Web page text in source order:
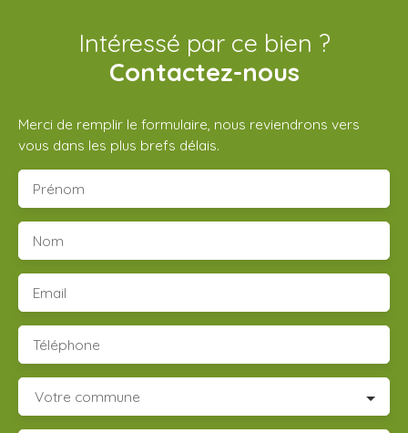
Intéressé par ce bien ?
Contactez-nous
Merci de remplir le formulaire, nous reviendrons vers
vous dans les plus brefs délais.
Prénom
Nom
Email
Téléphone
Votre commune